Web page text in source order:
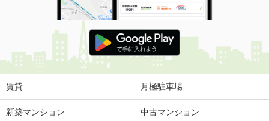
賃貸 月極駐車場
新築マンション 中古マンション